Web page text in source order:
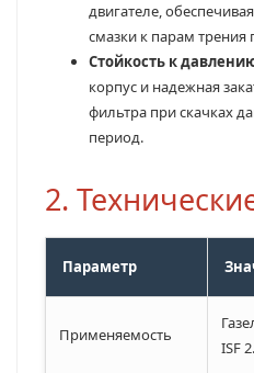
двигателе,
смазки к парам трения
Стойкость к
корпус и надежная
фильтра при скачках
период.
2.
Параметр
Применяемость
ISF